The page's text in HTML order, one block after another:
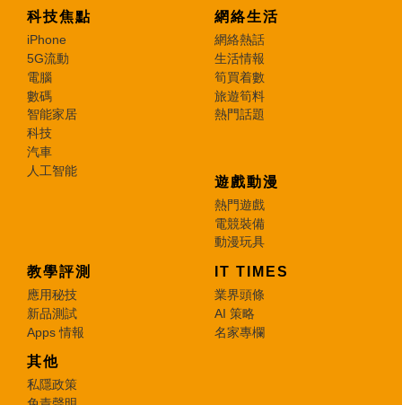
科技焦點
iPhone
5G流動
電腦
數碼
智能家居
科技
汽車
人工智能
網絡生活
網絡熱話
生活情報
筍買着數
旅遊筍料
熱門話題
遊戲動漫
熱門遊戲
電競裝備
動漫玩具
教學評測
應用秘技
新品測試
Apps 情報
IT TIMES
業界頭條
AI 策略
名家專欄
其他
私隱政策